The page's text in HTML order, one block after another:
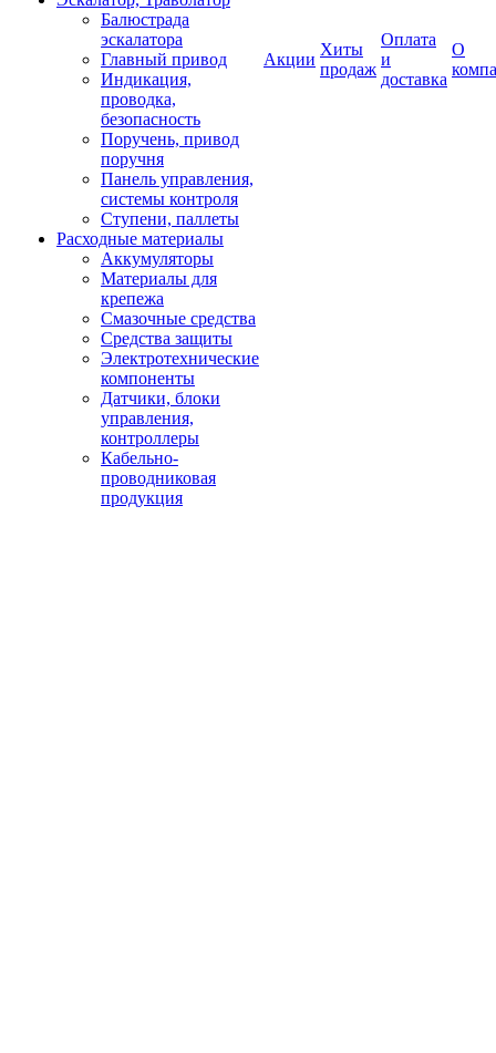
Балюстрада
эскалатора
Главный привод
Индикация,
проводка,
безопасность
Поручень, привод
поручня
Панель управления,
системы контроля
Ступени, паллеты
Расходные материалы
Аккумуляторы
Материалы для
крепежа
Смазочные средства
Средства защиты
Электротехнические
компоненты
Датчики, блоки
управления,
контроллеры
Кабельно-
проводниковая
продукция
Акции
Хиты
продаж
Оплата
и
доставка
О